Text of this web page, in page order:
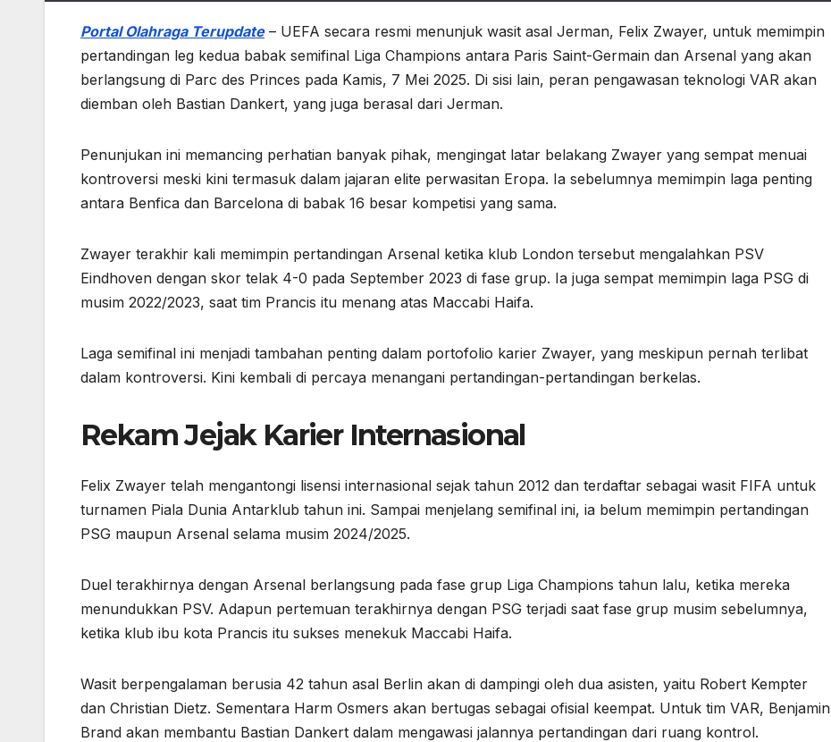
Portal Olahraga Terupdate– UEFA secara resmi menunjuk wasit asal Jerman, Felix Zwayer, untuk memimpin
pertandingan leg kedua babak semifinal Liga Champions antara Paris Saint-Germain dan Arsenal yang akan
berlangsung di Parc des Princes pada Kamis, 7 Mei 2025. Di sisi lain, peran pengawasan teknologi VAR akan
diemban oleh Bastian Dankert, yang juga berasal dari Jerman.
Penunjukan ini memancing perhatian banyak pihak, mengingat latar belakang Zwayer yang sempat menuai
kontroversi meski kini termasuk dalam jajaran elite perwasitan Eropa. Ia sebelumnya memimpin laga penting
antara Benfica dan Barcelona di babak 16 besar kompetisi yang sama.
Zwayer terakhir kali memimpin pertandingan Arsenal ketika klub London tersebut mengalahkan PSV
Eindhoven dengan skor telak 4-0 pada September 2023 di fase grup. Ia juga sempat memimpin laga PSG di
musim 2022/2023, saat tim Prancis itu menang atas Maccabi Haifa.
Laga semifinal ini menjadi tambahan penting dalam portofolio karier Zwayer, yang meskipun pernah terlibat
dalam kontroversi. Kini kembali di percaya menangani pertandingan-pertandingan berkelas.
Rekam Jejak Karier Internasional
Felix Zwayer telah mengantongi lisensi internasional sejak tahun 2012 dan terdaftar sebagai wasit FIFA untuk
turnamen Piala Dunia Antarklub tahun ini. Sampai menjelang semifinal ini, ia belum memimpin pertandingan
PSG maupun Arsenal selama musim 2024/2025.
Duel terakhirnya dengan Arsenal berlangsung pada fase grup Liga Champions tahun lalu, ketika mereka
menundukkan PSV. Adapun pertemuan terakhirnya dengan PSG terjadi saat fase grup musim sebelumnya,
ketika klub ibu kota Prancis itu sukses menekuk Maccabi Haifa.
Wasit berpengalaman berusia 42 tahun asal Berlin akan di dampingi oleh dua asisten, yaitu Robert Kempter
dan Christian Dietz. Sementara Harm Osmers akan bertugas sebagai ofisial keempat. Untuk tim VAR, Benjamin
Brand akan membantu Bastian Dankert dalam mengawasi jalannya pertandingan dari ruang kontrol.